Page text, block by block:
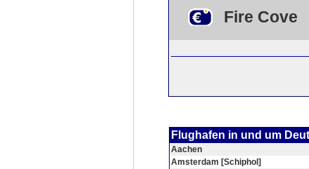
Fire Cove
Flughafen in und um
Aachen
Amsterdam [Schiphol]